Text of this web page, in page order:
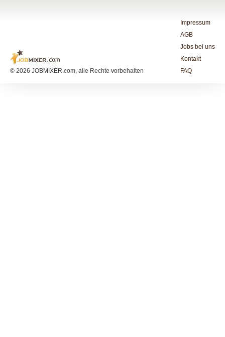
© 2026 JOBMIXER.com, alle Rechte vorbehalten
Impressum
AGB
Jobs bei uns
Kontakt
FAQ